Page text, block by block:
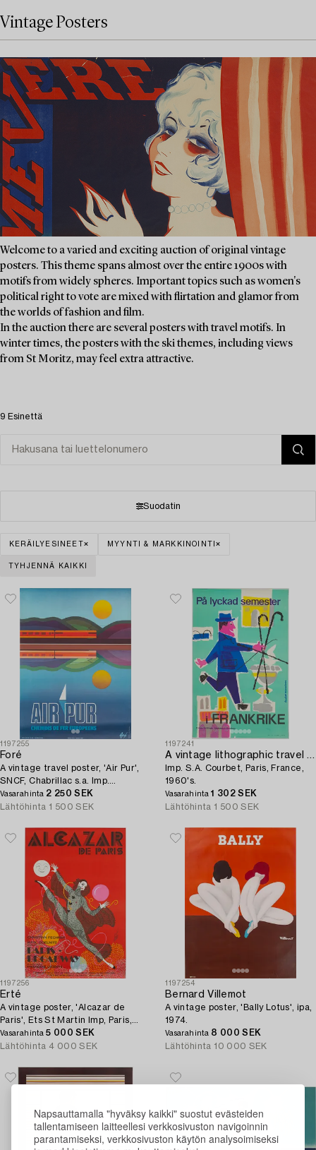
Napsauttamalla "hyväksy kaikki" suostut evästeiden
tallentamiseen laitteellesi verkkosivuston navigoinnin
parantamiseksi, verkkosivuston käytön analysoimiseksi
Vintage Posters
Welcome to a varied and exciting auction of original vintage
posters. This theme spans almost over the entire 1900s with
motifs from widely spheres. Important topics such as women's
political right to vote are mixed with flirtation and glamor from
the worlds of fashion and film.
In the auction there are several posters with travel motifs. In
winter times, the posters with the ski themes, including views
from St Moritz, may feel extra attractive.
9 Esinettä
Suodatin
KERÄILYESINEET MYYNTI & MARKKINOINTI
TYHJENNÄ KAIKKI
1197255
Foré
A vintage travel poster, 'Air Pur',
SNCF, Chabrillac s.a. Imp.
Toulouse Paris, France, 1974.
Vasarahinta 2 250 SEK
Lähtöhinta 1 500 SEK
1197241
A vintage lithographic travel poster 'På lyckad semester i Frankrike',
Imp. S.A. Courbet, Paris, France,
1960's.
Vasarahinta1 302 SEK
Lähtöhinta 1 500 SEK
1197256
Erté
A vintage poster, 'Alcazar de
Paris', Ets St Martin Imp, Paris,
France, circa 1970.
Vasarahinta5 000 SEK
Lähtöhinta 4 000 SEK
1197254
Bernard Villemot
A vintage poster, 'Bally Lotus', ipa,
1974.
Vasarahinta 8 000 SEK
Lähtöhinta 10 000 SEK